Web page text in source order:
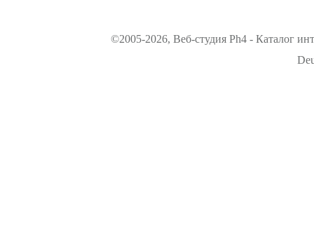
©2005-2026, Веб-студия Ph4 - Каталог